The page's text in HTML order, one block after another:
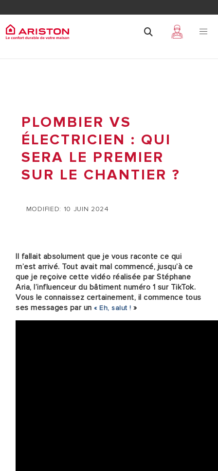
PLOMBIER VS
ÉLECTRICIEN : QUI
SERA LE PREMIER
SUR LE CHANTIER ?
MODIFIED: 10 JUIN 2024
Il fallait absolument que je vous raconte ce qui
m’est arrivé. Tout avait mal commencé, jusqu’à ce
que je reçoive cette vidéo réalisée par Stéphane
Aria, l’influenceur du bâtiment numéro 1 sur TikTok.
Vous le connaissez certainement, il commence tous
ses messages par un « Eh, salut ! »